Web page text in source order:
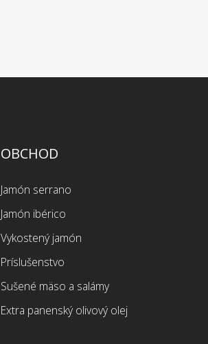
OBCHOD
Jamón serrano
Jamón ibérico
Vykostený jamón
Príslušenstvo
Sušené mäso a salámy
Extra panenský olivový olej